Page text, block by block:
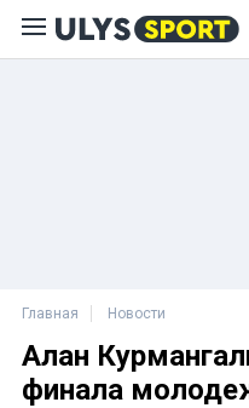
Главная Новости
Алан
финала